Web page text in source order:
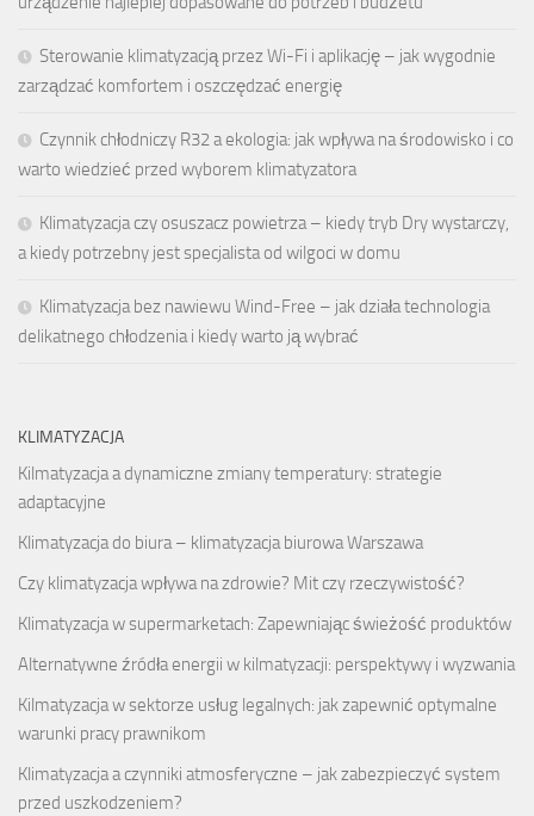
Sterowanie klimatyzacją przez Wi-Fi i aplikację – jak wygodnie
zarządzać komfortem i oszczędzać energię
Czynnik chłodniczy R32 a ekologia: jak wpływa na środowisko i co
warto wiedzieć przed wyborem klimatyzatora
Klimatyzacja czy osuszacz powietrza – kiedy tryb Dry wystarczy,
a kiedy potrzebny jest specjalista od wilgoci w domu
Klimatyzacja bez nawiewu Wind-Free – jak działa technologia
delikatnego chłodzenia i kiedy warto ją wybrać
KLIMATYZACJA
Kilmatyzacja a dynamiczne zmiany temperatury: strategie
adaptacyjne
Klimatyzacja do biura – klimatyzacja biurowa Warszawa
Czy klimatyzacja wpływa na zdrowie? Mit czy rzeczywistość?
Klimatyzacja w supermarketach: Zapewniając świeżość produktów
Alternatywne źródła energii w kilmatyzacji: perspektywy i wyzwania
Kilmatyzacja w sektorze usług legalnych: jak zapewnić optymalne
warunki pracy prawnikom
Klimatyzacja a czynniki atmosferyczne – jak zabezpieczyć system
przed uszkodzeniem?